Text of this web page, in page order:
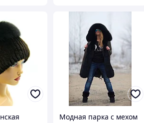
Модная парка с мехом